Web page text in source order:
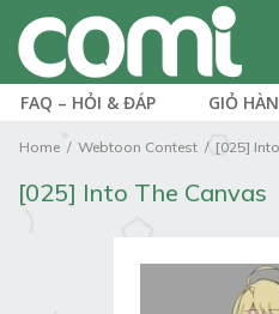
FAQ – HỎI & ĐÁP GIỎ
Home Webtoon Contest [025]
[025] Into The Canvas